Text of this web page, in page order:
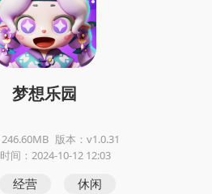
梦想乐园
版本：v1.0.31
间：2024-10-12 12:03
经营 休闲